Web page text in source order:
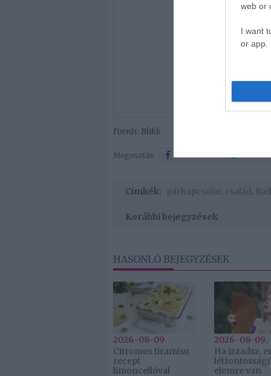
web or
I want
or app.
Forrás: Blikk
Megosztás:
Címkék: párkapcsolat család
Korábbi bejegyzések
HASONLÓ BEJEGYZÉSEK
2026-08-09.
Citromos tiramisu
recept
limoncellóval
2026-08-09.
Ha izzadsz,
elemre van